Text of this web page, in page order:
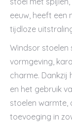
eeuw, heeft een
tijdloze
Windsor stoelen
vormgeving,
charme.
en het gebruik
stoelen warmte,
toevoeging in